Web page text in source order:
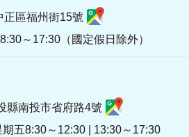
正區福州街15號
～17:30（國定假日除外）
縣南投市省府路4號
五8:30～12:30 | 13:30～17:30